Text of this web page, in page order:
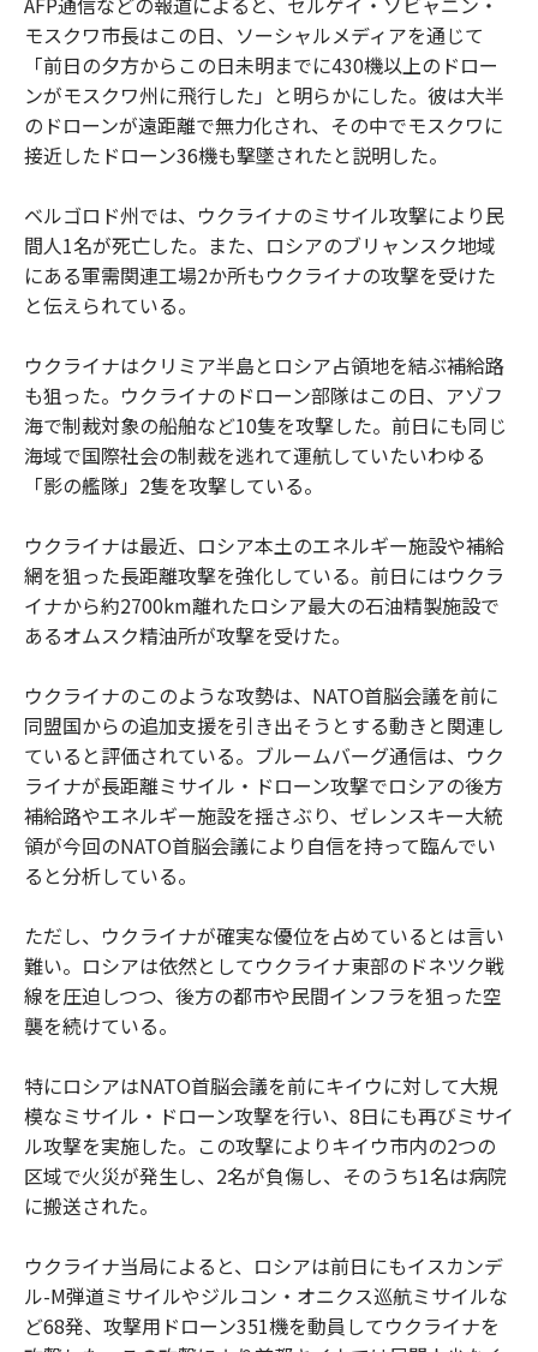
モスクワ市長はこの日、ソーシャルメディアを通じて
「前日の夕方からこの日未明までに430機以上のドロー
ンがモスクワ州に飛行した」と明らかにした。彼は大半
のドローンが遠距離で無力化され、その中でモスクワに
接近したドローン36機も撃墜されたと説明した。
ベルゴロド州では、ウクライナのミサイル攻撃により民
間人1名が死亡した。また、ロシアのブリャンスク地域
にある軍需関連工場2か所もウクライナの攻撃を受けた
と伝えられている。
ウクライナはクリミア半島とロシア占領地を結ぶ補給路
も狙った。ウクライナのドローン部隊はこの日、アゾフ
海で制裁対象の船舶など10隻を攻撃した。前日にも同じ
海域で国際社会の制裁を逃れて運航していたいわゆる
「影の艦隊」2隻を攻撃している。
ウクライナは最近、ロシア本土のエネルギー施設や補給
網を狙った長距離攻撃を強化している。前日にはウクラ
イナから約2700km離れたロシア最大の石油精製施設で
あるオムスク精油所が攻撃を受けた。
ウクライナのこのような攻勢は、NATO首脳会議を前に
同盟国からの追加支援を引き出そうとする動きと関連し
ていると評価されている。ブルームバーグ通信は、ウク
ライナが長距離ミサイル・ドローン攻撃でロシアの後方
補給路やエネルギー施設を揺さぶり、ゼレンスキー大統
領が今回のNATO首脳会議により自信を持って臨んでい
ると分析している。
ただし、ウクライナが確実な優位を占めているとは言い
難い。ロシアは依然としてウクライナ東部のドネツク戦
線を圧迫しつつ、後方の都市や民間インフラを狙った空
襲を続けている。
特にロシアはNATO首脳会議を前にキイウに対して大規
模なミサイル・ドローン攻撃を行い、8日にも再びミサイ
ル攻撃を実施した。この攻撃によりキイウ市内の2つの
区域で火災が発生し、2名が負傷し、そのうち1名は病院
に搬送された。
ウクライナ当局によると、ロシアは前日にもイスカンデ
ル-M弾道ミサイルやジルコン・オニクス巡航ミサイルな
ど68発、攻撃用ドローン351機を動員してウクライナを